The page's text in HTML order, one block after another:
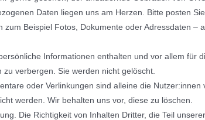
Daten liegen uns am Herzen. Bitte posten
Beispiel Fotos, Dokumente oder Adressdaten
Informationen enthalten und vor allem für
verbergen. Sie werden nicht gelöscht.
oder Verlinkungen sind alleine die
werden. Wir behalten uns vor, diese zu löschen.
Die Richtigkeit von Inhalten Dritter, die Teil